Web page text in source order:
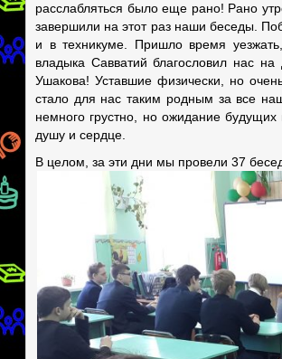
расслабляться было еще рано! Рано
завершили на этот раз наши беседы.
и в техникуме. Пришло время
владыка Савватий благословил нас
Ушакова! Уставшие физически, но
стало для нас таким родным за все
немного грустно, но ожидание
душу и сердце.
В целом, за эти дни мы провели 37